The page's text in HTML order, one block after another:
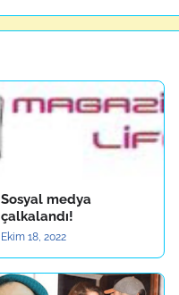
Sosyal medya
çalkalandı!
Ekim 18, 2022